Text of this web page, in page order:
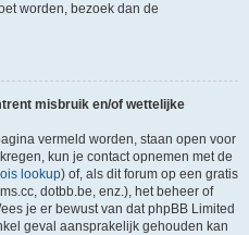
worden, bezoek dan de
misbruik en/of wettelijke
vermeld worden, staan open voor
kun je contact opnemen met de
lookup) of, als dit forum op een gratis
dotbb.be, enz.), het beheer of
je er bewust van dat phpBB Limited
geval aansprakelijk gehouden kan